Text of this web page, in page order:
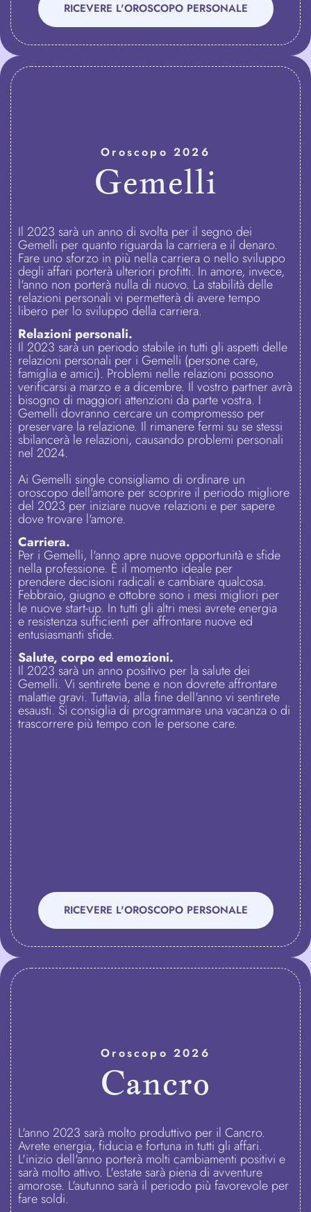
RICEVERE L'OROSCOPO PERSONALE
Oroscopo 2026
Gemelli
Il 2023 sarà un anno di svolta per il segno dei
Gemelli per quanto riguarda la carriera e il denaro.
Fare uno sforzo in più nella carriera o nello sviluppo
degli affari porterà ulteriori profitti. In amore, invece,
l'anno non porterà nulla di nuovo. La stabilità delle
relazioni personali vi permetterà di avere tempo
libero per lo sviluppo della carriera.
Relazioni personali.
Il 2023 sarà un periodo stabile in tutti gli aspetti delle
relazioni personali per i Gemelli (persone care,
famiglia e amici). Problemi nelle relazioni possono
verificarsi a marzo e a dicembre. Il vostro partner avrà
bisogno di maggiori attenzioni da parte vostra. I
Gemelli dovranno cercare un compromesso per
preservare la relazione. Il rimanere fermi su se stessi
sbilancerà le relazioni, causando problemi personali
nel 2024.
Ai Gemelli single consigliamo di ordinare un
oroscopo dell'amore per scoprire il periodo migliore
del 2023 per iniziare nuove relazioni e per sapere
dove trovare l'amore.
Carriera.
Per i Gemelli, l'anno apre nuove opportunità e sfide
nella professione. È il momento ideale per
prendere decisioni radicali e cambiare qualcosa.
Febbraio, giugno e ottobre sono i mesi migliori per
le nuove start-up. In tutti gli altri mesi avrete energia
e resistenza sufficienti per affrontare nuove ed
entusiasmanti sfide.
Salute, corpo ed emozioni.
Il 2023 sarà un anno positivo per la salute dei
Gemelli. Vi sentirete bene e non dovrete affrontare
malattie gravi. Tuttavia, alla fine dell'anno vi sentirete
esausti. Si consiglia di programmare una vacanza o di
trascorrere più tempo con le persone care.
RICEVERE L'OROSCOPO PERSONALE
Oroscopo 2026
Cancro
L'anno 2023 sarà molto produttivo per il Cancro.
Avrete energia, fiducia e fortuna in tutti gli affari.
L'inizio dell'anno porterà molti cambiamenti positivi e
sarà molto attivo. L'estate sarà piena di avventure
amorose. L'autunno sarà il periodo più favorevole per
fare soldi.